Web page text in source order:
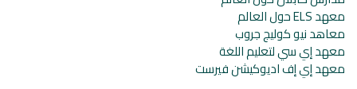
معهد ELS حول العالم
معاهد نيو كوليج جروب
معهد إي سي لتعليم اللغة
معهد إي إف اديوكيشن فيرست